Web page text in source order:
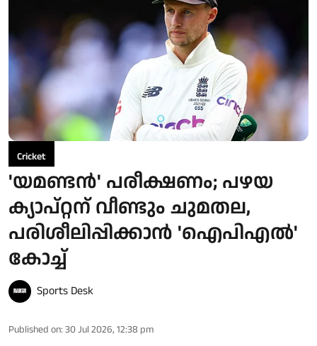
Cricket
'യമണ്ടൻ' പരീക്ഷണം; പഴയ
ക്യാപ്റ്റന് വീണ്ടും ചുമതല,
പരിശീലിപ്പിക്കാൻ 'ഐപിഎൽ'
കോച്ച്
Sports Desk
Published on: 30 Jul 2026, 12:38 pm